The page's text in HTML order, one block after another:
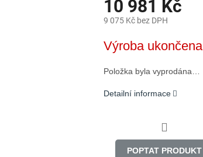
10 981 Kč
9 075 Kč bez DPH
cena:
Výroba ukončena
Položka byla vyprodána…
Detailní informace
POPTAT PRODUKT